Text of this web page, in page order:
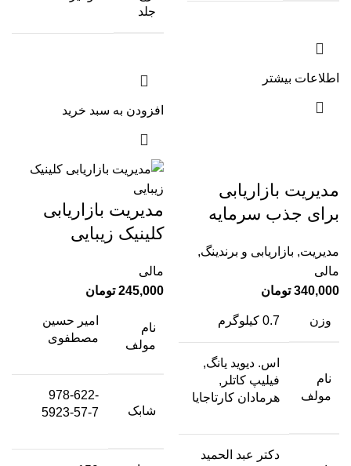
اطلاعات بیشتر
جلد
افزودن به سبد خرید
مدیریت بازاریابی
برای جذب سرمایه
مدیریت, بازاریابی و برندینگ,
مالی
340,000 تومان
وزن 0.7 کیلوگرم
نام
مولف
اس. دیوید یانگ,
فیلیپ کاتلر,
هرمادان کارتاجایا
دکتر عبد الحمید
مدیریت بازاریابی
کلینیک زیبایی
مالی
245,000 تومان
نام
مولف
امیر حسین
مصطفوی
شابک
978-622-
5923-57-7